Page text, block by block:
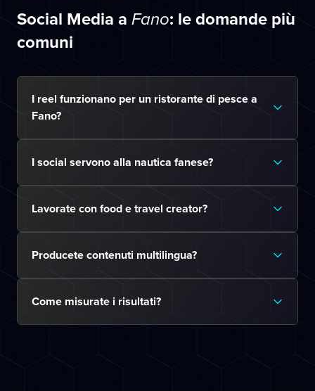
Social Media a Fano: le domande più
comuni
I reel funzionano per un ristorante di pesce a
Fano?
I social servono alla nautica fanese?
Lavorate con food e travel creator?
Producete contenuti multilingua?
Come misurate i risultati?